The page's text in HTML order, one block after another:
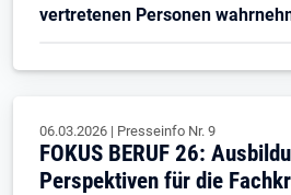
vertretenen Personen
06.03.2026 | Presseinfo Nr. 9
FOKUS BERUF 26:
Perspektiven für die